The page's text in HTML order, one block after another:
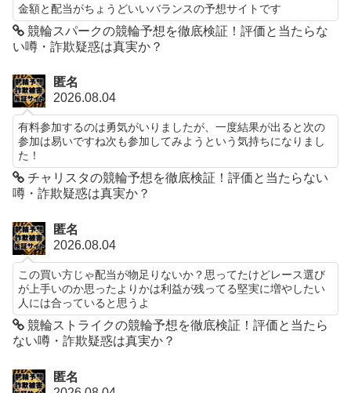
金額と配当がちょうどいいバランスの予想サイトです
競輪スパークの競輪予想を徹底検証！評価と当たらな
い噂・詐欺疑惑は真実か？
匿名
2026.08.04
有料参加するのは勇気がいりましたが、一度結果が出ると次の
参加は易いですね次も参加してみようという気持ちになりまし
た！
チャリスタの競輪予想を徹底検証！評価と当たらない
噂・詐欺疑惑は真実か？
匿名
2026.08.04
この買い方じゃ配当が物足りないか？思ってたけどレース選び
が上手いのか思ったよりかは利益が残ってる堅実に増やしたい
人には合っていると思うよ
競輪ストライクの競輪予想を徹底検証！評価と当たら
ない噂・詐欺疑惑は真実か？
匿名